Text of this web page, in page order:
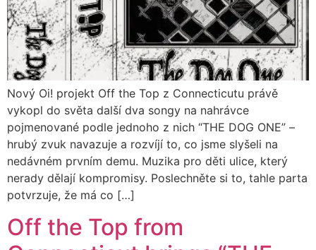
Nový Oi! projekt Off the Top z Connecticutu právě
vykopl do světa další dva songy na nahrávce
pojmenované podle jednoho z nich “THE DOG ONE” –
hrubý zvuk navazuje a rozvíjí to, co jsme slyšeli na
nedávném prvním demu. Muzika pro děti ulice, který
nerady dělají kompromisy. Poslechněte si to, tahle parta
potvrzuje, že má co […]
Off the Top from